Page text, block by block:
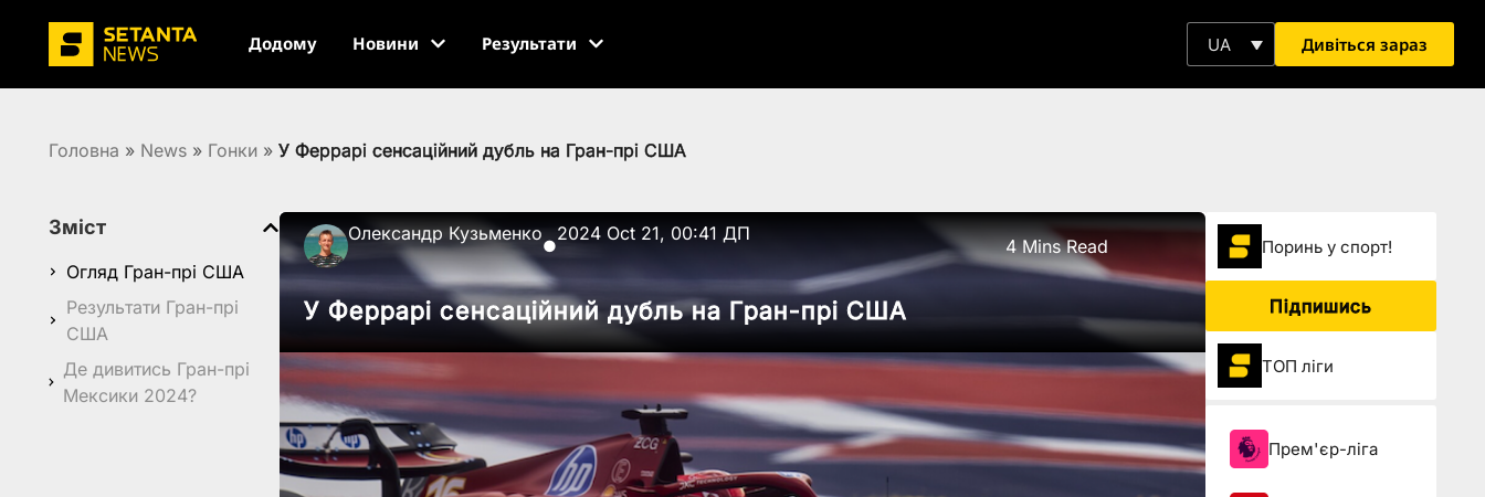
Додому Новини Результати UA Дивіться зараз
Головна » News » Гонки » У Феррарі сенсаційний дубль на Гран-прі США
Зміст
Огляд Гран-прі США
Результати Гран-прі
США
Де дивитись Гран-прі
Мексики 2024?
Олександр Кузьменко
●
2024 Oct 21, 00:41 ДП
4 Mins Read
У Феррарі сенсаційний дубль на Гран-прі США
Поринь у спорт!
Підпишись
ТОП ліги
Прем'єр-ліга